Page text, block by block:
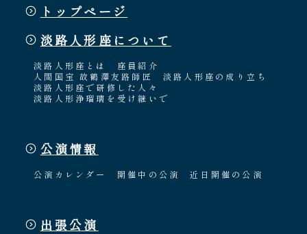
トップページ
淡路人形座について
淡路人形座とは
座員紹介
人間国宝 故鶴澤友路師匠
淡路人形座の成り立ち
淡路人形座で研修した人々
淡路人形浄瑠璃を受け継いで
公演情報
公演カレンダー 開催中の公演 近日開催の公演
出張公演